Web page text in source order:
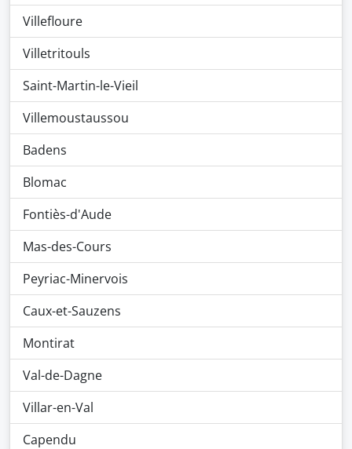
Villefloure
Villetritouls
Saint-Martin-le-Vieil
Villemoustaussou
Badens
Blomac
Fontiès-d'Aude
Mas-des-Cours
Peyriac-Minervois
Caux-et-Sauzens
Montirat
Val-de-Dagne
Villar-en-Val
Capendu